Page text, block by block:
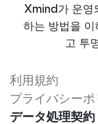
Xmind가 운영
하는 방법을
고 투
利用規約
プライバシーポ
データ処理契約